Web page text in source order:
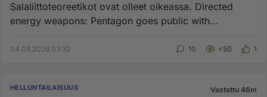
Salaliittoteoreetikot ovat olleet oikeassa. Directed
energy weapons: Pentagon goes public with
04.08.2026 03:32 10 <50 1
HELLUNTAILAISUUS Vastattu 46m